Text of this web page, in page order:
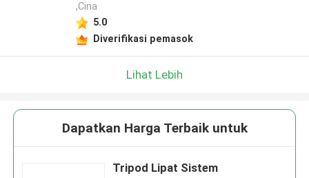
,Cina
5.0
Diverifikasi pemasok
Lihat Lebih
Dapatkan Harga Terbaik untuk
Tripod Lipat Sistem